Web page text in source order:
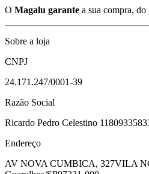
O Magalu garante a sua compra, do
Sobre a loja
CNPJ
24.171.247/0001-39
Razão Social
Ricardo Pedro Celestino
Endereço
AV NOVA CUMBICA, 327VILA